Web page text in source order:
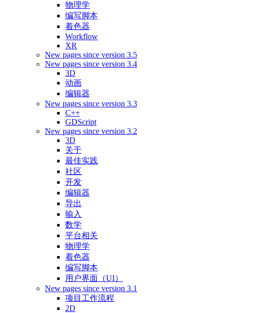
物理学
编写脚本
着色器
Workflow
XR
New pages since version 3.5
New pages since version 3.4
3D
动画
编辑器
New pages since version 3.3
C++
GDScript
New pages since version 3.2
3D
关于
最佳实践
社区
开发
编辑器
导出
输入
数学
平台相关
物理学
着色器
编写脚本
用户界面（UI）
New pages since version 3.1
项目工作流程
2D